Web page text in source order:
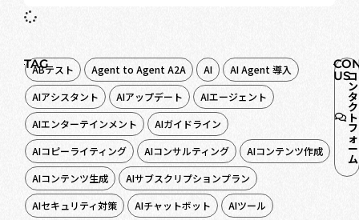
TAG
ABテスト Agent to Agent A2A AI
AI Agent 導入
AIアシスタント
AIアップデート
AIエージェント
AIエンターテインメント
AIガイドライン
AIコピーライティング
AIコンサルティング
AIコンテンツ作成
AIコンテンツ生成
AIサブスクリプションプラン
AIセキュリティ対策
AIチャットボット
AIツール
USコ
ン
タ
ク
ト
フ
ォ
ー
ム